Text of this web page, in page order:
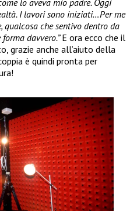
lo aveva mio padre. Oggi
I lavori sono iniziati…Per me
qualcosa che sentivo dentro da
davvero.”E ora ecco che il
grazie anche all’aiuto della
è quindi pronta per